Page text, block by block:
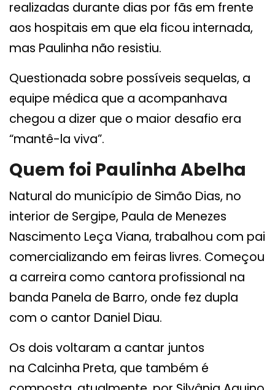
realizadas durante dias por fãs em frente
aos hospitais em que ela ficou internada,
mas Paulinha não resistiu.
Questionada sobre possíveis sequelas, a
equipe médica que a acompanhava
chegou a dizer que o maior desafio era
“mantê-la viva”.
Quem foi Paulinha Abelha
Natural do município de Simão Dias, no
interior de Sergipe, Paula de Menezes
Nascimento Leça Viana, trabalhou com pai
comercializando em feiras livres. Começou
a carreira como cantora profissional na
banda Panela de Barro, onde fez dupla
com o cantor Daniel Diau.
Os dois voltaram a cantar juntos
na Calcinha Preta, que também é